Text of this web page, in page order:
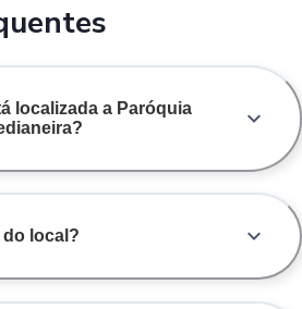
localizada a Paróquia
do local?